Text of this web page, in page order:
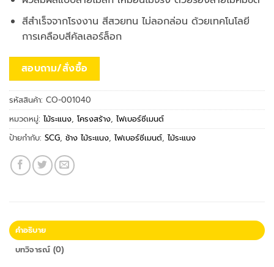
สีสำเร็จจากโรงงาน สีสวยทน ไม่ลอกล่อน ด้วยเทคโนโลยี
การเคลือบสีคัลเลอร์ล็อก
สอบถาม/สั่งซื้อ
รหัสสินค้า: CO-001040
หมวดหมู่: ไม้ระแนง, โครงสร้าง, ไฟเบอร์ซีเมนต์
ป้ายกำกับ: SCG, ช้าง ไม้ระแนง, ไฟเบอร์ซีเมนต์, ไม้ระแนง
คำอธิบาย
บทวิจารณ์ (0)